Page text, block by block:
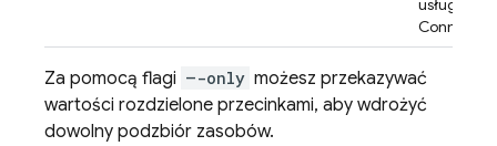
usługi
Connect
Za pomocą flagi –-only możesz przekazywać
wartości rozdzielone przecinkami, aby wdrożyć
dowolny podzbiór zasobów.